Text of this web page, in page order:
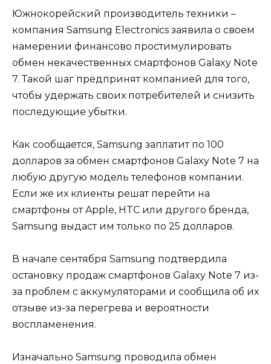
Южнокорейский производитель техники –
компания Samsung Electronics заявила о своем
намерении финансово простимулировать
обмен некачественных смартфонов Galaxy Note
7. Такой шаг предпринят компанией для того,
чтобы удержать своих потребителей и снизить
последующие убытки.
Как сообщается, Samsung заплатит по 100
долларов за обмен смартфонов Galaxy Note 7 на
любую другую модель телефонов компании.
Если же их клиенты решат перейти на
смартфоны от Apple, HTC или другого бренда,
Samsung выдаст им только по 25 долларов.
В начале сентября Samsung подтвердила
остановку продаж смартфонов Galaxy Note 7 из-
за проблем с аккумуляторами и сообщила об их
отзыве из-за перегрева и вероятности
воспламенения.
Изначально Samsung проводила обмен